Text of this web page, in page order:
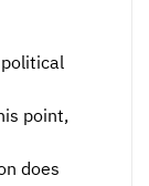
point,
does